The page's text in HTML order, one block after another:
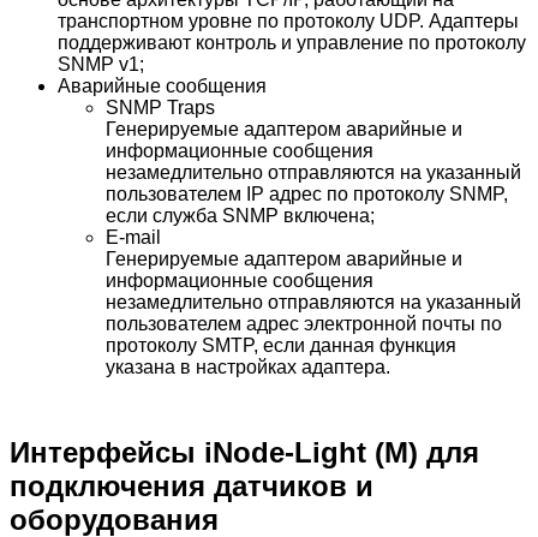
транспортном уровне по протоколу UDP. Адаптеры
поддерживают контроль и управление по протоколу
SNMP v1;
Аварийные сообщения
SNMP Traps
Генерируемые адаптером аварийные и
информационные сообщения
незамедлительно отправляются на указанный
пользователем IP адрес по протоколу SNMP,
если служба SNMP включена;
E-mail
Генерируемые адаптером аварийные и
информационные сообщения
незамедлительно отправляются на указанный
пользователем адрес электронной почты по
протоколу SMTP, если данная функция
указана в настройках адаптера.
Интерфейсы iNode-Light (M) для
подключения датчиков и
оборудования